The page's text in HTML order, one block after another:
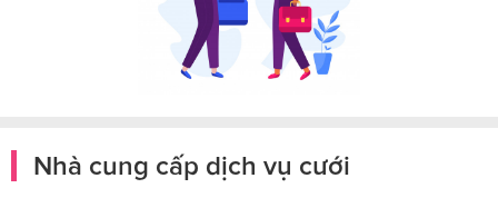
Nhà cung cấp dịch vụ cưới